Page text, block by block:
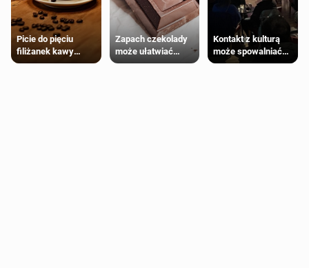
Picie do pięciu
filiżanek kawy
dziennie jest
Zapach czekolady
może ułatwiać
trening siłowy
Kontakt z kulturą
może spowalniać
starzenie